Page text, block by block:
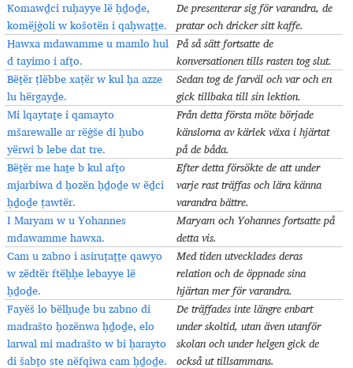
Komawḏci ruḥayye lë ḥḏoḏe,
komëjġoli w košotën i qaḥwaṯṯe.
De presenterar sig för varandra, de
pratar och dricker sitt kaffe.
Hawxa mdawamme u mamlo hul
d tayimo i afṯo.
På så sätt fortsatte de
konversationen tills rasten tog slut.
Bëṯër ṭlëbbe xaṭër w kul ḥa azze
lu hërgayḏe.
Sedan tog de farväl och var och en
gick tillbaka till sin lektion.
Mi lqaytaṯe i qamayto
mšarewalle ar rëġše di ḥubo
yërwi b lebe dat tre.
Från detta första möte började
känslorna av kärlek växa i hjärtat
på de båda.
Bëṯër me haṯe b kul afṯo
mjarbiwa d ḥozën ḥḏoḏe w ëḏci
ḥḏoḏe ṭawtër.
Efter detta försökte de att under
varje rast träffas och lära känna
varandra bättre.
I Maryam w u Yohannes
mdawamme hawxa.
Maryam och Yohannes fortsatte på
detta vis.
Cam u zabno i asiruṯaṯṯe qawyo
w zëdtër ftëḥḥe lebayye lë
ḥḏoḏe.
Med tiden utvecklades deras
relation och de öppnade sina
hjärtan mer för varandra.
Fayëš lo bёlḥuḏe bu zabno di
madrašto ḥozënwa ḥḏoḏe, elo
larwal mi madrašto w bi ḥarayto
di šabṯo ste nëfqiwa cam ḥḏoḏe.
De träffades inte längre enbart
under skoltid, utan även utanför
skolan och under helgen gick de
också ut tillsammans.